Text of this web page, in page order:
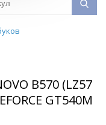
B570 (LZ57
GT540M